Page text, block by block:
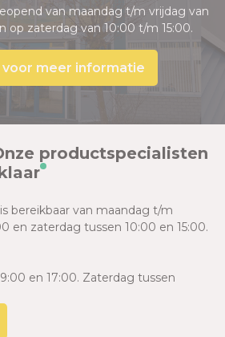
van maandag t/m vrijdag van
op zaterdag van 10:00 t/m 15:00.
voor meer informatie
productspecialisten
bereikbaar van maandag t/m
en zaterdag tussen 10:00 en 15:00.
en 17:00. Zaterdag tussen